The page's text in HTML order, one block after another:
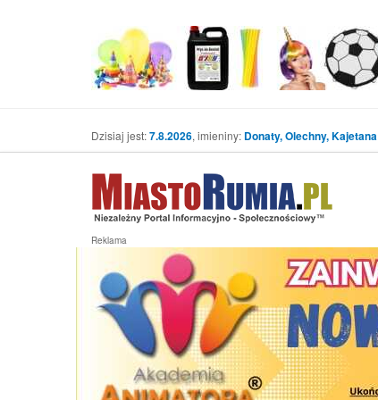
Dzisiaj jest:7.8.2026, imieniny: Donaty, Olechny, Kajetana
Reklama